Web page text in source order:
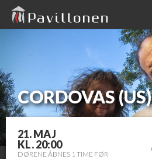
CORDOVAS (US)
21. MAJ
KL. 20:00
DØRENE ÅBNES 1 TIME FØR